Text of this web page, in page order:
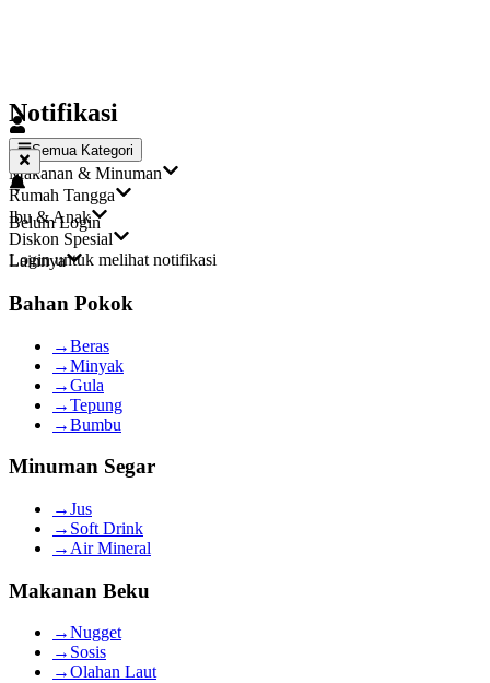
Notifikasi
Belum Login
Login untuk melihat notifikasi
Semua Kategori
Makanan & Minuman
Rumah Tangga
Ibu & Anak
Diskon Spesial
Lainnya
Bahan Pokok
→Beras
→Minyak
→Gula
→Tepung
→Bumbu
Minuman Segar
→Jus
→ Soft Drink
→ Air Mineral
Makanan Beku
→Nugget
→ Sosis
→Olahan Laut